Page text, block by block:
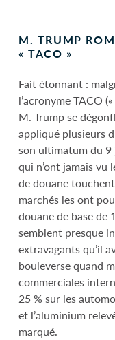
M. TRUMP
« TACO »
Fait étonnant :
l’acronyme TACO
M. Trump se
appliqué plusieurs
son ultimatum du 9
qui n’ont jamais vu
de douane
marchés les ont
douane de base de
semblent presque
extravagants qu’il
bouleverse quand
commerciales
25 % sur les
et l’aluminium
marqué.